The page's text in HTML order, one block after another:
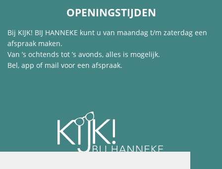
OPENINGSTIJDEN
Bij KIJK! BIJ HANNEKE kunt u van maandag t/m zaterdag een
afspraak maken.
Van ’s ochtends tot ’s avonds, alles is mogelijk.
Bel, app of mail voor een afspraak.